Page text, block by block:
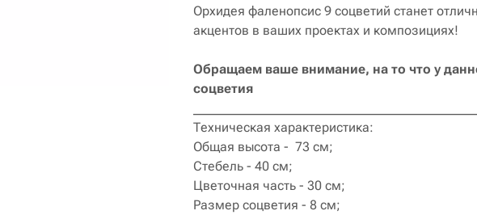
Орхидея фаленопсис 9 соцветий станет
акцентов в ваших проектах и композициях!
Обращаем ваше внимание, на то что у
соцветия
Техническая характеристика:
Общая высота - 73 см;
Стебель - 40 см;
Цветочная часть - 30 см;
Размер соцветия - 8 см;